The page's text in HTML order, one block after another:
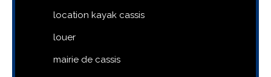
location kayak cassis
louer
mairie de cassis